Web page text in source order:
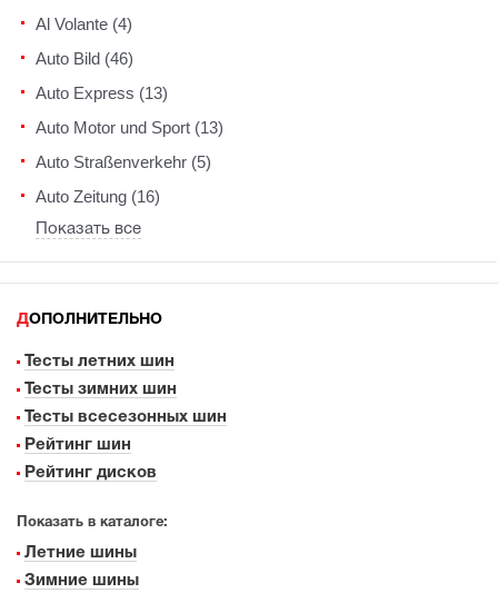
Al Volante (4)
Auto Bild (46)
Auto Express (13)
Auto Motor und Sport (13)
Auto Straßenverkehr (5)
Auto Zeitung (16)
Показать все
ДОПОЛНИТЕЛЬНО
Тесты летних шин
Тесты зимних шин
Тесты всесезонных шин
Рейтинг шин
Рейтинг дисков
Показать в каталоге:
Летние шины
Зимние шины